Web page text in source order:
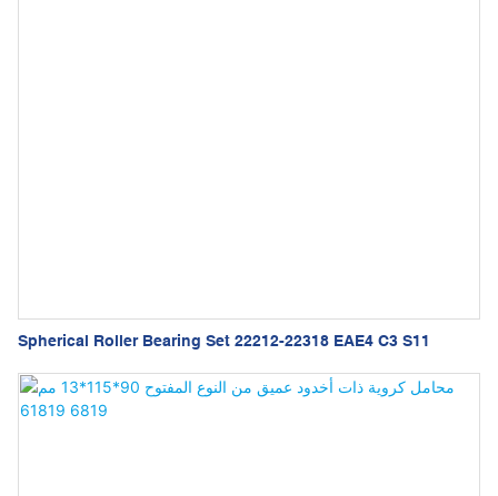
Spherical Roller Bearing Set 22212-22318 EAE4 C3 S11